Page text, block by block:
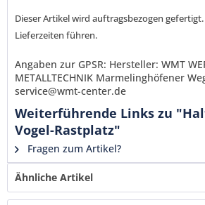
Dieser Artikel wird auftragsbezogen
Lieferzeiten führen.
Angaben zur GPSR: Hersteller: WMT
METALLTECHNIK Marmelinghöfener
service@wmt-center.de
Weiterführende Links zu
Vogel-Rastplatz"
Fragen zum Artikel?
Ähnliche Artikel